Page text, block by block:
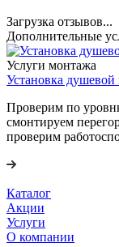
Загрузка отзывов...
Дополнительные
Услуги монтажа
Установка душевой
Проверим по
смонтируем
проверим
Каталог
Акции
Услуги
О компании